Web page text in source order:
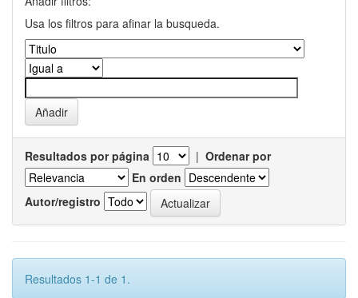
Usa los filtros para afinar la busqueda.
Resultados por página | Ordenar por
En orden
Autor/registro
Resultados 1-1 de 1.